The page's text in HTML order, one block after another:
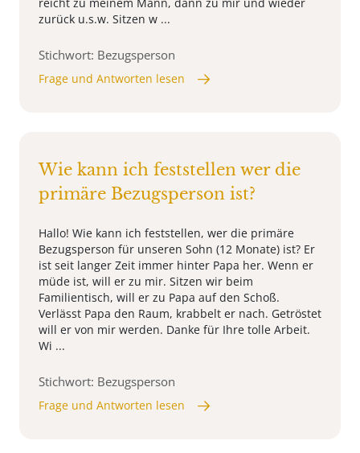
zurück u.s.w. Sitzen w ...
Stichwort: Bezugsperson
Frage und Antworten lesen
Wie kann ich feststellen wer die
primäre Bezugsperson ist?
Hallo! Wie kann ich feststellen, wer die primäre
Bezugsperson für unseren Sohn (12 Monate) ist? Er
ist seit langer Zeit immer hinter Papa her. Wenn er
müde ist, will er zu mir. Sitzen wir beim
Familientisch, will er zu Papa auf den Schoß.
Verlässt Papa den Raum, krabbelt er nach. Getröstet
will er von mir werden. Danke für Ihre tolle Arbeit.
Wi ...
Stichwort: Bezugsperson
Frage und Antworten lesen